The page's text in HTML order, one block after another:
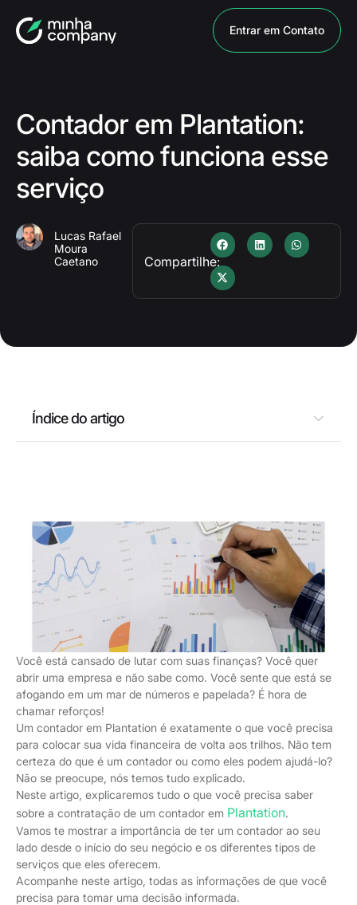
Entrar em Contato
Contador em Plantation:
saiba como funciona esse
serviço
Lucas Rafael
Moura
Caetano
Compartilhe:
Índice do artigo
Você está cansado de lutar com suas finanças? Você quer
abrir uma empresa e não sabe como. Você sente que está se
afogando em um mar de números e papelada? É hora de
chamar reforços!
Um contador em Plantation é exatamente o que você precisa
para colocar sua vida financeira de volta aos trilhos. Não tem
certeza do que é um contador ou como eles podem ajudá-lo?
Não se preocupe, nós temos tudo explicado.
Neste artigo, explicaremos tudo o que você precisa saber
sobre a contratação de um contador em Plantation.
Vamos te mostrar a importância de ter um contador ao seu
lado desde o início do seu negócio e os diferentes tipos de
serviços que eles oferecem.
Acompanhe neste artigo, todas as informações de que você
precisa para tomar uma decisão informada.